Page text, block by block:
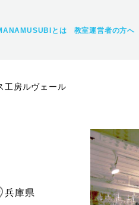
とは 教室運営者の方へ
工房ルヴェール
兵庫県